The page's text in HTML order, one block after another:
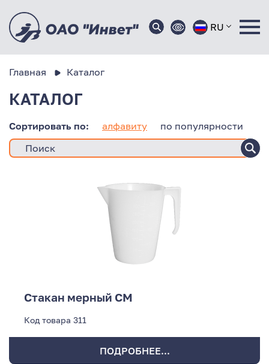
RU
Главная Каталог
КАТАЛОГ
Сортировать по: алфавиту по популярности
Стакан мерный СМ
Код товара 311
ПОДРОБНЕЕ...